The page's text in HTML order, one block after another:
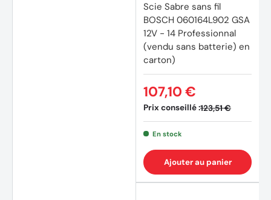
Scie Sabre sans fil
BOSCH 060164L902 GSA
12V - 14 Professionnal
(vendu sans batterie) en
carton)
Prix conseillé :123,51 €
107,10 €
En stock
Ajouter au panier